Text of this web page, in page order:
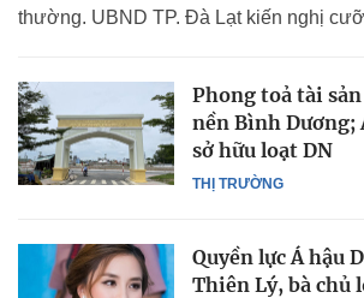
thường. UBND TP. Đà Lạt kiến nghị
THỊ TRƯỜNG
Phong toả tài
nền Bình Dương;
sở hữu loạt DN
Quyền lực Á hậu
Thiên Lý, bà chủ